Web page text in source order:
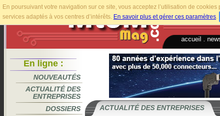
En poursuivant votre navigation sur ce site, vous acceptez l’utilisation de
services adaptés à vos centres d’intérêts. En savoir plus et gérer ces paramètres.
accueil
En ligne :
NOUVEAUTÉS
ACTUALITÉ DES
ENTREPRISES
DOSSIERS
ACTUALITÉ DES ENTREPRISES